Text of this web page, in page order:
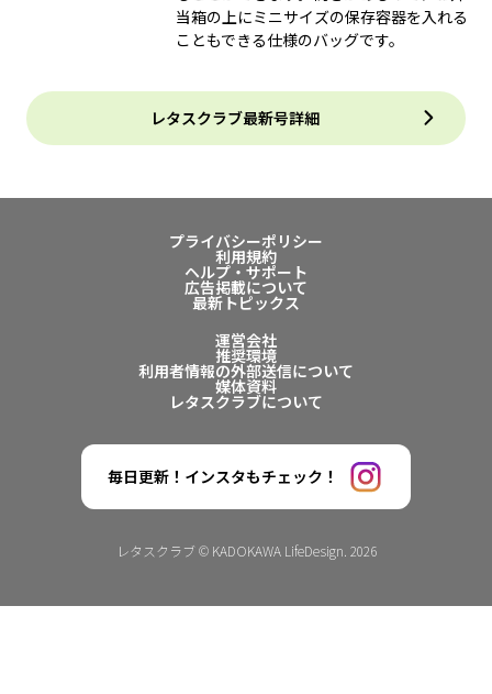
当箱の上にミニサイズの保存容器を入れる
こともできる仕様のバッグです。
レタスクラブ最新号詳細
プライバシーポリシー
利用規約
ヘルプ・サポート
広告掲載について
最新トピックス
運営会社
推奨環境
利用者情報の外部送信について
媒体資料
レタスクラブについて
毎日更新！インスタもチェック！
レタスクラブ © KADOKAWA LifeDesign. 2026